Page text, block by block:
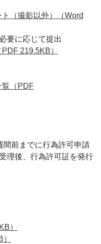
（撮影以外）
（Word
要に応じて提出
PDF 219.5KB）
（PDF
間前までに行為許可申請
理後、行為許可証を発行
）